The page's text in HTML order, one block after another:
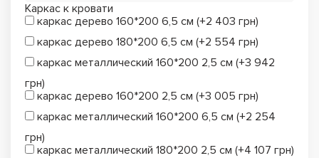
Каркас к кровати
каркас дерево 160*200 6,5 см (+2 403 грн)
каркас дерево 180*200 6,5 см (+2 554 грн)
каркас металлический 160*200 2,5 см (+3 942
грн)
каркас дерево 160*200 2,5 см (+3 005 грн)
каркас металлический 160*200 6,5 см (+2 254
грн)
каркас металлический 180*200 2,5 см (+4 107 грн)